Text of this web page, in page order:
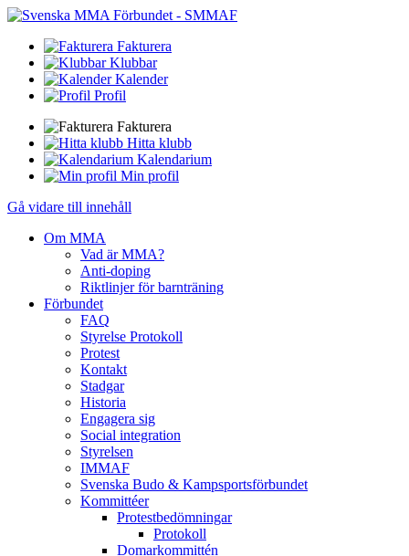
Fakturera
Klubbar
Kalender
Profil
Fakturera
Hitta klubb
Kalendarium
Min profil
Gå vidare till innehåll
Om MMA
Vad är MMA?
Anti-doping
Riktlinjer för barnträning
Förbundet
FAQ
Styrelse Protokoll
Protest
Kontakt
Stadgar
Historia
Engagera sig
Social integration
Styrelsen
IMMAF
Svenska Budo & Kampsportsförbundet
Kommittéer
Protestbedömningar
Protokoll
Domarkommittén